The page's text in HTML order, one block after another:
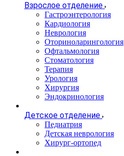
Взрослое отделение
Гастроэнтерология
Кардиология
Неврология
Оториноларингология
Офтальмология
Стоматология
Терапия
Урология
Хирургия
Эндокринология
Детское отделение
Педиатрия
Детская неврология
Хирург-ортопед